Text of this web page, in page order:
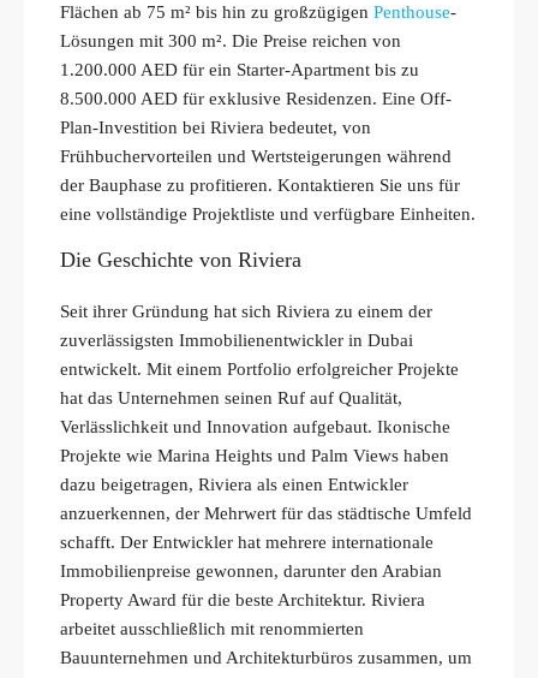
Flächen ab 75 m² bis hin zu großzügigen Penthouse-
Lösungen mit 300 m². Die Preise reichen von
1.200.000 AED für ein Starter-Apartment bis zu
8.500.000 AED für exklusive Residenzen. Eine Off-
Plan-Investition bei Riviera bedeutet, von
Frühbuchervorteilen und Wertsteigerungen während
der Bauphase zu profitieren. Kontaktieren Sie uns für
eine vollständige Projektliste und verfügbare Einheiten.
Die Geschichte von Riviera
Seit ihrer Gründung hat sich Riviera zu einem der
zuverlässigsten Immobilienentwickler in Dubai
entwickelt. Mit einem Portfolio erfolgreicher Projekte
hat das Unternehmen seinen Ruf auf Qualität,
Verlässlichkeit und Innovation aufgebaut. Ikonische
Projekte wie Marina Heights und Palm Views haben
dazu beigetragen, Riviera als einen Entwickler
anzuerkennen, der Mehrwert für das städtische Umfeld
schafft. Der Entwickler hat mehrere internationale
Immobilienpreise gewonnen, darunter den Arabian
Property Award für die beste Architektur. Riviera
arbeitet ausschließlich mit renommierten
Bauunternehmen und Architekturbüros zusammen, um